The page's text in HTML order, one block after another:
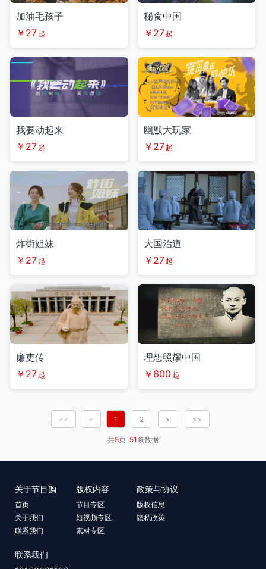
加油毛孩子
￥27 起
秘食中国
￥27 起
我要动起来
￥27 起
幽默大玩家
￥27 起
炸街姐妹
￥27 起
大国治道
￥27 起
廉吏传
￥27 起
理想照耀中国
￥600 起
<< < 1 2 > >>
共5页 51条数据
关于节目购
首页
关于我们
联系我们
版权内容
节目专区
短视频专区
素材专区
政策与协议
版权信息
隐私政策
联系我们